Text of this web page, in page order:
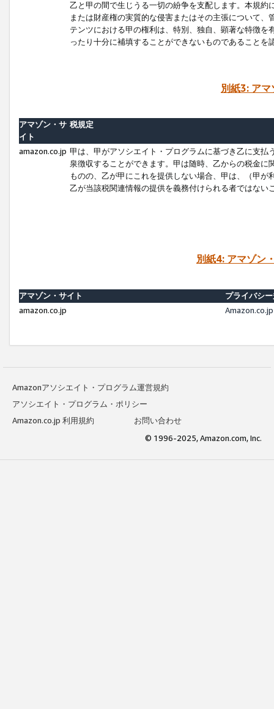
乙と甲の間で生じうる一切の紛争を支配します。本規
または財産権の実質的な侵害またはその主張について
テンツにおける甲の権利は、特別、独自、顕著な特徴
ったり十分に補填することができないものであることを
別紙3: ア
アマゾン・サ
イト
税規定
amazon.co.jp 甲は、甲がアソシエイト・プログラムに基づき乙に支
泉徴収することができます。甲は随時、乙からの税金
ものの、乙が甲にこれを提供しない場合、甲は、（甲
乙が当該税関連情報の提供を義務付けられる者ではな
別紙4: アマゾン
アマゾン・サイト
プライバシ
amazon.co.jp
Amazonアソシエイト・プログラム運営規約
アソシエイト・プログラム・ポリシー
Amazon.co.jp 利用規約
お問い合わせ
© 1996-2025, Amazon.com, Inc.